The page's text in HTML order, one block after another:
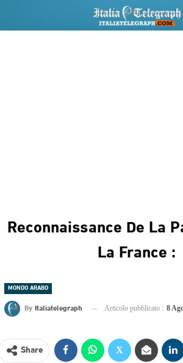
Reconnaissance De La
La France :
MONDO ARABO
By Italiatelegraph Articolo pubblicato : 8
Share